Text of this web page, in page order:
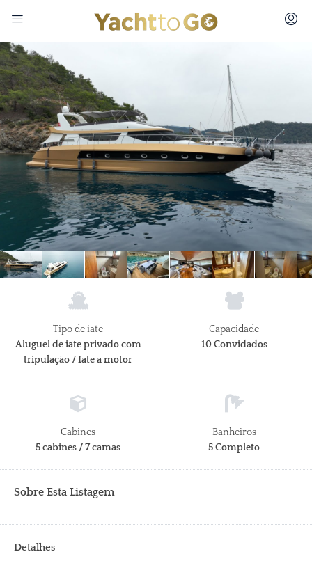
Tipo de iate
Aluguel de iate privado com
tripulação / Iate a motor
Capacidade
10 Convidados
Cabines
5 cabines / 7 camas
Banheiros
5 Completo
Sobre Esta Listagem
Detalhes